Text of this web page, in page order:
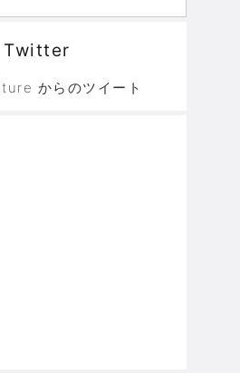
Twitter
からのツイート